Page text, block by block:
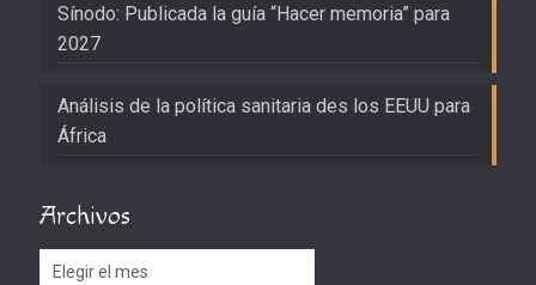
Sínodo: Publicada la guía “Hacer memoria” para
2027
Análisis de la política sanitaria des los EEUU para
África
Archivos
Archivos